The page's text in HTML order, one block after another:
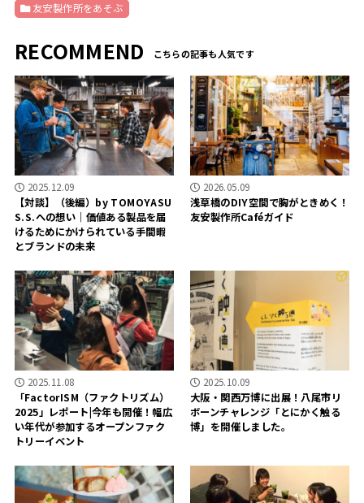
友安製作所をあそぶ
RECOMMEND
2025.12.09
【対談】（後編）by TOMOYASU
S.S.への想い｜価値ある製品を届
けるためにかけられている手間暇
とブランドの未来
2026.05.09
浅草橋のDIY空間で胸がときめく！
友安製作所Caféガイド
2025.11.08
「FactorISM（ファクトリズム）
2025」レポート|今年も開催！幅広
い年代が参加するオープンファク
トリーイベント
2025.10.09
大阪・関西万博に出展！八尾市リ
ボーンチャレンジ「とにかく触る
博」を開催しました。